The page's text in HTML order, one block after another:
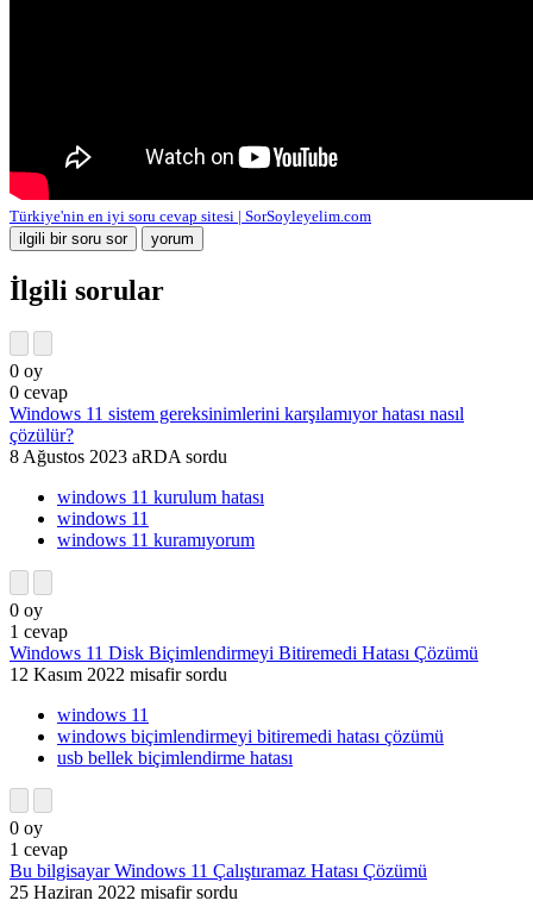
Türkiye'nin en iyi soru cevap sitesi | SorSoyleyelim.com
İlgili sorular
0 oy
0 cevap
Windows 11 sistem gereksinimlerini karşılamıyor hatası nasıl
çözülür?
8 Ağustos 2023 aRDA sordu
windows 11 kurulum hatası
windows 11
windows 11 kuramıyorum
0 oy
1 cevap
Windows 11 Disk Biçimlendirmeyi Bitiremedi Hatası Çözümü
12 Kasım 2022 misafir sordu
windows 11
windows biçimlendirmeyi bitiremedi hatası çözümü
usb bellek biçimlendirme hatası
0 oy
1 cevap
Bu bilgisayar Windows 11 Çalıştıramaz Hatası Çözümü
25 Haziran 2022 misafir sordu